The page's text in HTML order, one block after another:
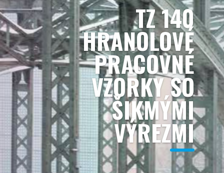
TZ 140
HRANOLOVÉ
PRACOVNÉ
VZORKY SO
ŠIKMÝMI
VÝREZMI